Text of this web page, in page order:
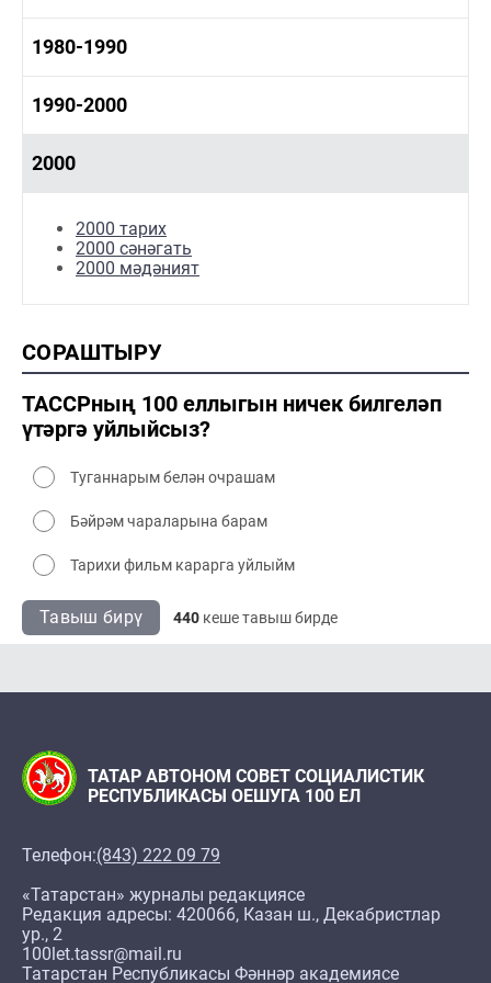
1960-1970 мәдәният
1970-1980 тарих
1970-1980 мәдәният
1980-1990
1980-1990 тарих
1990-2000
1990-2000 мәдәният
2000
2000 тарих
2000 сәнәгать
2000 мәдәният
СОРАШТЫРУ
ТАССРның 100 еллыгын ничек билгеләп
үтәргә уйлыйсыз?
Туганнарым белән очрашам
Бәйрәм чараларына барам
Тарихи фильм карарга уйлыйм
Тавыш бирү 440 кеше тавыш бирде
ТАТАР АВТОНОМ СОВЕТ СОЦИАЛИСТИК
РЕСПУБЛИКАСЫ ОЕШУГА 100 ЕЛ
Телефон:(843) 222 09 79
«Татарстан» журналы редакциясе
Редакция адресы: 420066, Казан ш., Декабристлар
ур., 2
100let.tassr@mail.ru
Татарстан Республикасы Фәннәр академиясе